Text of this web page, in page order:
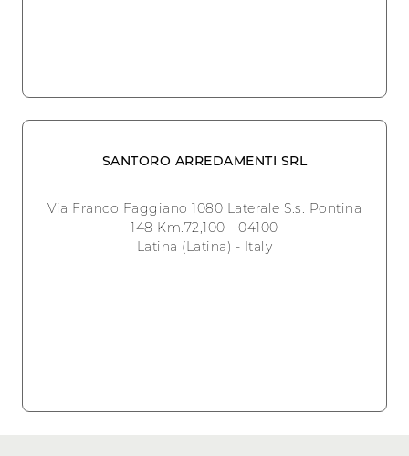
SANTORO ARREDAMENTI SRL
Via Franco Faggiano 1080 Laterale S.s. Pontina
148 Km.72,100 - 04100
Latina (Latina) - Italy